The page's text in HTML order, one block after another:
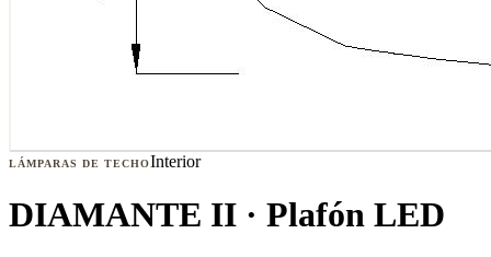
LÁMPARAS DE TECHOInterior
DIAMANTE II · Plafón LED